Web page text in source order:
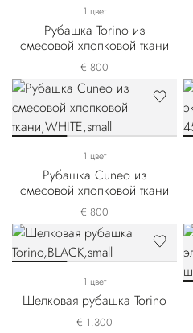
1 цвет
Рубашка Torino из
смесовой хлопковой ткани
€ 800
1 цвет
Рубашка Cuneo из
смесовой хлопковой ткани
€ 800
1 цвет
Шелковая рубашка Torino
€ 1.300